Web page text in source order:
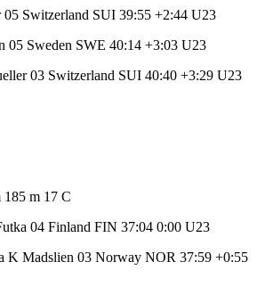
Switzerland SUI 39:55 +2:44 U23
05 Sweden SWE 40:14 +3:03 U23
03 Switzerland SUI 40:40 +3:29 U23
185 m 17 C
04 Finland FIN 37:04 0:00 U23
K Madslien 03 Norway NOR 37:59 +0:55